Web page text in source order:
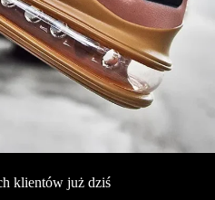
klientów już dziś